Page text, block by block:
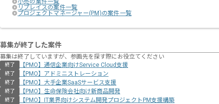
小売の案件一覧
リプレイスの案件一覧
プロジェクトマネージャー(PM)の案件一覧
募集が終了した案件
募集は終了していますが、参画先を探す際にお役立てください
終了 【PMO】通信企業向けService Cloud支援
終了 【PMO】アドミニストレーション
終了 【PMO】大手企業SaaSサービス支援
終了 【PMO】生命保険会社向け新商品開発
終了 【PMO】IT業界向けシステム開発プロジェクトPM支援構築